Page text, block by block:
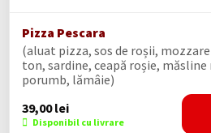
Pizza Pescara
(aluat pizza, sos de roșii,
ton, sardine, ceapă roșie, măsline
porumb, lămâie)
39,00lei
Disponibil cu livrare